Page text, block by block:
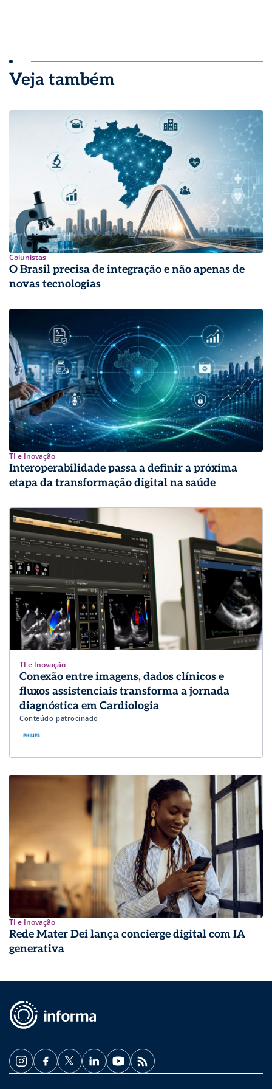
Veja também
Colunistas
O Brasil precisa de integração e não apenas de
novas tecnologias
TI e Inovação
Interoperabilidade passa a definir a próxima
etapa da transformação digital na saúde
TI e Inovação
Conexão entre imagens, dados clínicos e
fluxos assistenciais transforma a jornada
diagnóstica em Cardiologia
Conteúdo patrocinado
TI e Inovação
Rede Mater Dei lança concierge digital com IA
generativa